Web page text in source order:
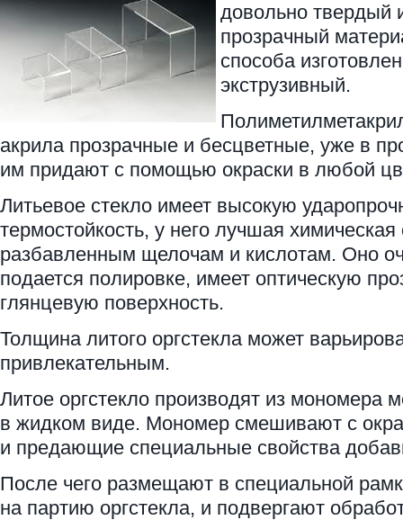
довольно твердый
прозрачный
способа
экструзивный.
акрила прозрачные и бесцветные, уже в
им придают с помощью окраски в любой
Литьевое стекло имеет высокую
термостойкость, у него лучшая химическая
разбавленным щелочам и кислотам. Оно
подается полировке, имеет оптическую
глянцевую поверхность.
Толщина литого оргстекла может
привлекательным.
Литое оргстекло производят из мономера
в жидком виде. Мономер смешивают с
и предающие специальные свойства
После чего размещают в специальной
на партию оргстекла, и подвергают